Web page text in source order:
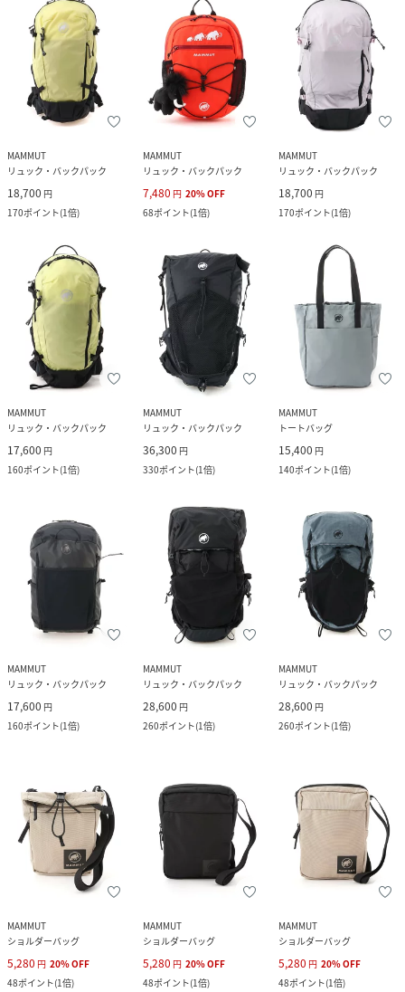
MAMMUT
リュック・バックパック
18,700 円
170ポイント(1倍)
MAMMUT
リュック・バックパック
7,480 円 20%OFF
68ポイント(1倍)
MAMMUT
リュック・バックパック
18,700 円
170ポイント(1倍)
MAMMUT
リュック・バックパック
17,600 円
160ポイント(1倍)
MAMMUT
リュック・バックパック
36,300 円
330ポイント(1倍)
MAMMUT
トートバッグ
15,400 円
140ポイント(1倍)
MAMMUT
リュック・バックパック
17,600 円
160ポイント(1倍)
MAMMUT
リュック・バックパック
28,600 円
260ポイント(1倍)
MAMMUT
リュック・バックパック
28,600 円
260ポイント(1倍)
MAMMUT
ショルダーバッグ
5,280 円 20%OFF
48ポイント(1倍)
MAMMUT
ショルダーバッグ
5,280 円 20%OFF
48ポイント(1倍)
MAMMUT
ショルダーバッグ
5,280 円 20%OFF
48ポイント(1倍)